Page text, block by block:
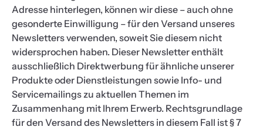
Adresse hinterlegen, können wir diese – auch ohne
gesonderte Einwilligung – für den Versand unseres
Newsletters verwenden, soweit Sie diesem nicht
widersprochen haben. Dieser Newsletter enthält
ausschließlich Direktwerbung für ähnliche unserer
Produkte oder Dienstleistungen sowie Info- und
Servicemailings zu aktuellen Themen im
Zusammenhang mit Ihrem Erwerb. Rechtsgrundlage
für den Versand des Newsletters in diesem Fall ist § 7